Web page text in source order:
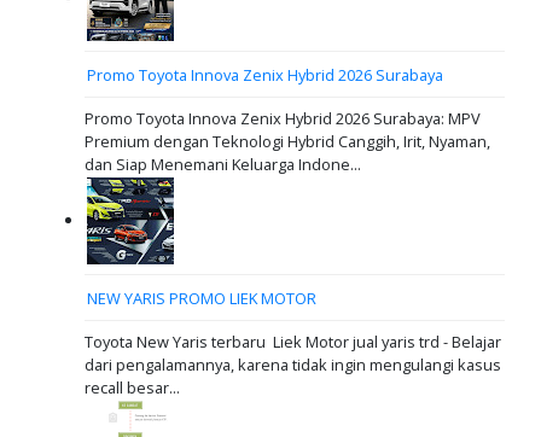
Promo Toyota Innova Zenix Hybrid 2026 Surabaya
Promo Toyota Innova Zenix Hybrid 2026 Surabaya: MPV
Premium dengan Teknologi Hybrid Canggih, Irit, Nyaman,
dan Siap Menemani Keluarga Indone...
NEW YARIS PROMO LIEK MOTOR
Toyota New Yaris terbaru Liek Motor jual yaris trd - Belajar
dari pengalamannya, karena tidak ingin mengulangi kasus
recall besar...